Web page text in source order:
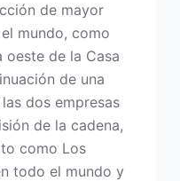
de mayor
mundo, como
oeste de la Casa
de una
dos empresas
de la cadena,
como Los
todo el mundo y